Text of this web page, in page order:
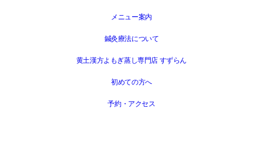
メニュー案内
鍼灸療法について
黄土漢方よもぎ蒸し専門店 すずらん
初めての方へ
予約・アクセス